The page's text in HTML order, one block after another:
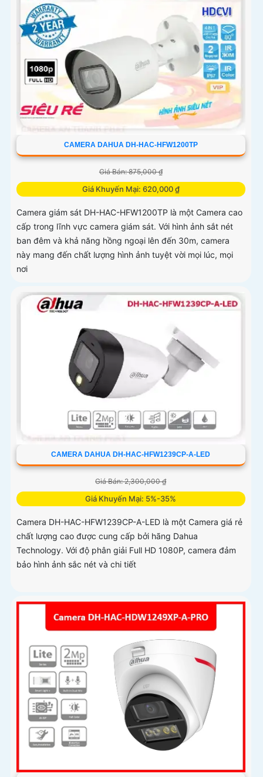
CAMERA DAHUA DH-HAC-HFW1200TP
Giá Bán: 875,000 ₫
Giá Khuyến Mại: 620,000 ₫
Camera giám sát DH-HAC-HFW1200TP là một Camera cao
cấp trong lĩnh vực camera giám sát. Với hình ảnh sắt nét
ban đêm và khả năng hồng ngoại lên đến 30m, camera
này mang đến chất lượng hình ảnh tuyệt vời mọi lúc, mọi
nơi
CAMERA DAHUA DH-HAC-HFW1239CP-A-LED
Giá Bán: 2,300,000 ₫
Giá Khuyến Mại: 5%-35%
Camera DH-HAC-HFW1239CP-A-LED là một Camera giá rẻ
chất lượng cao được cung cấp bởi hãng Dahua
Technology. Với độ phân giải Full HD 1080P, camera đảm
bảo hình ảnh sắc nét và chi tiết